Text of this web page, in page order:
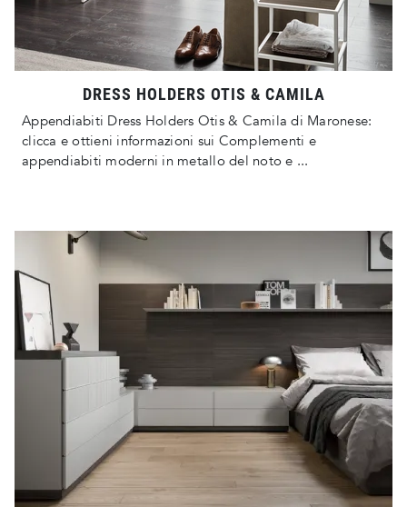
DRESS HOLDERS OTIS & CAMILA
Appendiabiti Dress Holders Otis & Camila di Maronese:
clicca e ottieni informazioni sui Complementi e
appendiabiti moderni in metallo del noto e ...